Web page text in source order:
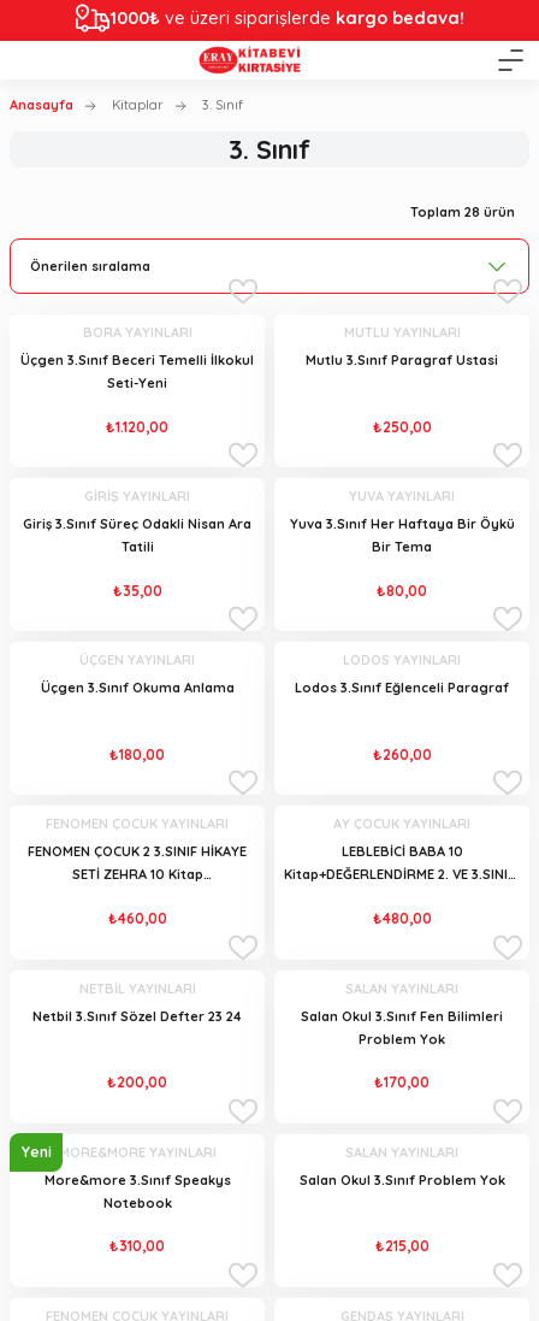
1000₺ ve üzeri siparişlerde kargo bedava!
Anasayfa Kitaplar 3. Sınıf
3. Sınıf
Toplam 28 ürün
BORA YAYINLARI
Üçgen 3.Sınıf Beceri Temelli İlkokul
Seti-Yeni
₺1.120,00
MUTLU YAYINLARI
Mutlu 3.Sınıf Paragraf Ustasi
₺250,00
GİRİŞ YAYINLARI
Giriş 3.Sınıf Süreç Odakli Nisan Ara
Tatili
₺35,00
YUVA YAYINLARI
Yuva 3.Sınıf Her Haftaya Bir Öykü
Bir Tema
₺80,00
ÜÇGEN YAYINLARI
Üçgen 3.Sınıf Okuma Anlama
₺180,00
LODOS YAYINLARI
Lodos 3.Sınıf Eğlenceli Paragraf
₺260,00
FENOMEN ÇOCUK YAYINLARI
FENOMEN ÇOCUK 2 3.SINIF HİKAYE
SETİ ZEHRA 10 Kitap
₺460,00
AY ÇOCUK YAYINLARI
LEBLEBİCİ BABA 10
Kitap+DEĞERLENDİRME 2. VE 3.SINIF-
₺480,00
NETBİL YAYINLARI
Netbil 3.Sınıf Sözel Defter 23 24
₺200,00
SALAN YAYINLARI
Salan Okul 3.Sınıf Fen Bilimleri
Problem Yok
₺170,00
Yeni
MORE&MORE YAYINLARI
More&more 3.Sınıf Speakys
Notebook
₺310,00
SALAN YAYINLARI
Salan Okul 3.Sınıf Problem Yok
₺215,00
FENOMEN ÇOCUK YAYINLARI
GENDAŞ YAYINLARI